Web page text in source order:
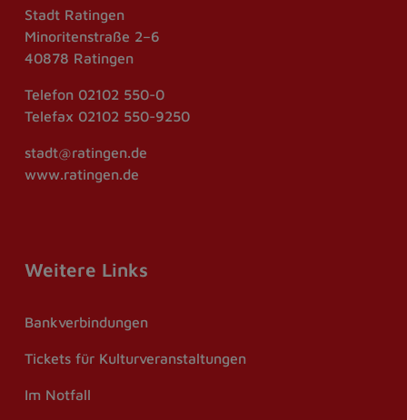
Stadt Ratingen
Minoritenstraße 2–6
40878 Ratingen
Telefon 02102 550-0
Telefax 02102 550-9250
stadt@ratingen.de
www.ratingen.de
Weitere Links
Bankverbindungen
Tickets für Kulturveranstaltungen
Im Notfall